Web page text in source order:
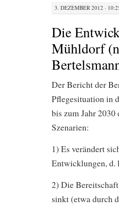
3. DEZEMBER 2012 ·
Die
Mühldorf
Der Bericht der
Pflegesituation in
bis zum Jahr
Szenarien:
1) Es verändert
Entwicklungen, d.
2) Die
sinkt (etwa durch